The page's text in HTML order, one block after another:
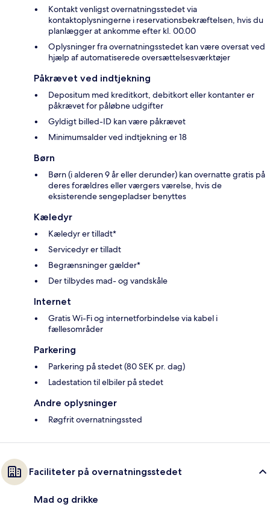
Kontakt venligst overnatningsstedet via
kontaktoplysningerne i reservationsbekræftelsen, hvis du
planlægger at ankomme efter kl. 00.00
Oplysninger fra overnatningsstedet kan være oversat ved
hjælp af automatiserede oversættelsesværktøjer
Påkrævet ved indtjekning
Depositum med kreditkort, debitkort eller kontanter er
påkrævet for påløbne udgifter
Gyldigt billed-ID kan være påkrævet
Minimumsalder ved indtjekning er 18
Børn
Børn (i alderen 9 år eller derunder) kan overnatte gratis på
deres forældres eller værgers værelse, hvis de
eksisterende sengepladser benyttes
Kæledyr
Kæledyr er tilladt*
Servicedyr er tilladt
Begrænsninger gælder*
Der tilbydes mad- og vandskåle
Internet
Gratis Wi-Fi og internetforbindelse via kabel i
fællesområder
Parkering
Parkering på stedet (80 SEK pr. dag)
Ladestation til elbiler på stedet
Andre oplysninger
Røgfrit overnatningssted
Faciliteter på overnatningsstedet
Mad og drikke